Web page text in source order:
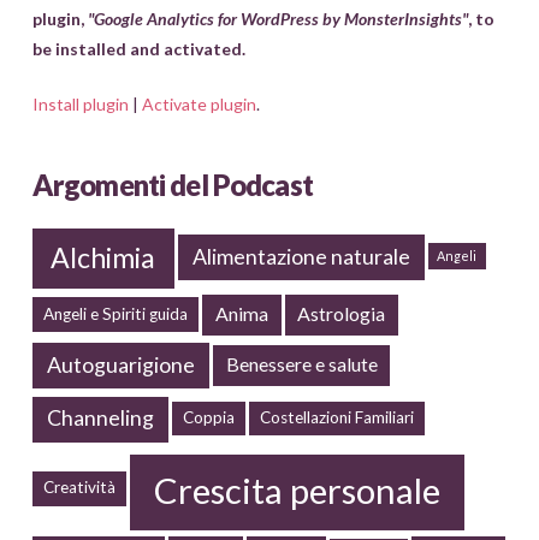
plugin, "Google Analytics for WordPress by MonsterInsights", to
be installed and activated.
Install plugin | Activate plugin.
Argomenti del Podcast
Alchimia Alimentazione naturale Angeli
Angeli e Spiriti guida Anima Astrologia
Autoguarigione Benessere e salute
Channeling Coppia Costellazioni Familiari
Creatività Crescita personale